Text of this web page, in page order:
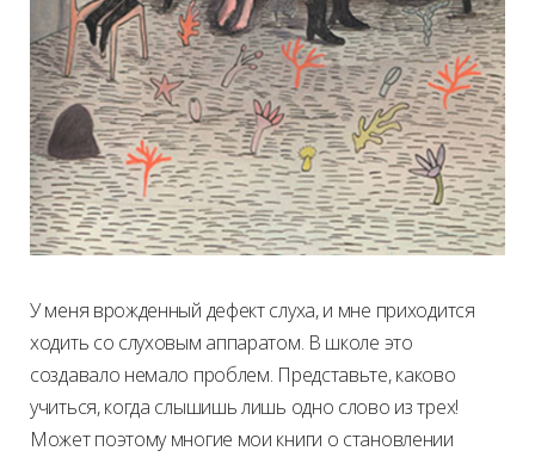
У меня врожденный дефект слуха, и мне приходится
ходить со слуховым аппаратом. В школе это
создавало немало проблем. Представьте, каково
учиться, когда слышишь лишь одно слово из трех!
Может поэтому многие мои книги о становлении